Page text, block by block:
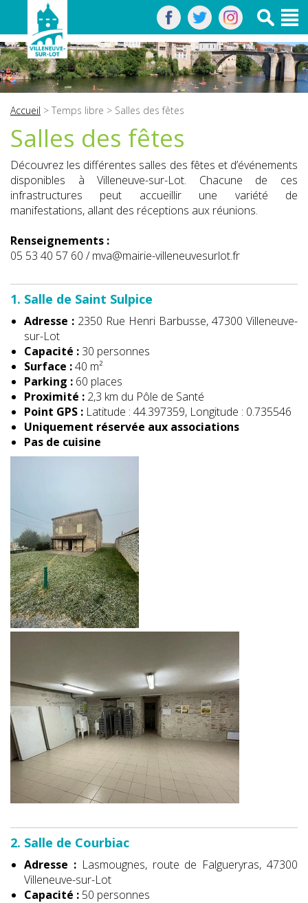
Accueil > Temps libre > Salles des fêtes
Salles des fêtes
Découvrez les différentes salles des fêtes et d’événements
disponibles à Villeneuve-sur-Lot. Chacune de ces
infrastructures peut accueillir une variété de
manifestations, allant des réceptions aux réunions.
Renseignements :
05 53 40 57 60 / mva@mairie-villeneuvesurlot.fr
1. Salle de Saint Sulpice
Adresse : 2350 Rue Henri Barbusse, 47300 Villeneuve-
sur-Lot
Capacité : 30 personnes
Surface :40 m²
Parking : 60 places
Proximité : 2,3 km du Pôle de Santé
Point GPS : Latitude : 44.397359, Longitude : 0.735546
Uniquement réservée aux associations
Pas de cuisine
2. Salle de Courbiac
Adresse :Lasmougnes, route de Falgueryras, 47300
Villeneuve-sur-Lot
Capacité : 50 personnes